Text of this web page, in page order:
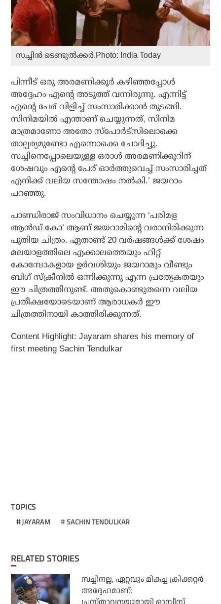
സച്ചിൻ ടെണ്ടുൽക്കർ.Photo: India Today
പിന്നീട് ഒരു അരമണിക്കൂർ കഴിഞ്ഞപ്പോൾ
അദ്ദേഹം എന്റെ അടുത്ത് വന്നിരുന്നു. എന്നിട്ട്
എന്റെ പേര് വിളിച്ച് സംസാരിക്കാൻ തുടങ്ങി.
സിനിമയിൽ എന്താണ് ചെയ്യുന്നത്, സിനിമ
മാത്രമാണോ അതോ സ്പോർട്സിലൊക്കെ
താല്പര്യമുണ്ടോ എന്നൊക്കെ ചോദിച്ചു.
സച്ചിനെപ്പോലെയുള്ള ഒരാൾ അരമണിക്കൂറിന്
ശേഷവും എന്റെ പേര് ഓർത്തുവെച്ച് സംസാരിച്ചത്
എനിക്ക് വലിയ സന്തോഷം നൽകി.’ ജയറാം
പറഞ്ഞു.
പാണ്ഡിരാജ് സംവിധാനം ചെയ്യുന്ന ‘പരിമള
ആൻഡ് കോ’ ആണ് ജയറാമിന്റെ വരാനിരിക്കുന്ന
പുതിയ ചിത്രം. ഏതാണ്ട് 20 വർഷങ്ങൾക്ക് ശേഷം
മലയാളത്തിലെ എക്കാലത്തെയും ഹിറ്റ്
കോമ്പോകളായ ഉർവശിയും ജയറാമും വീണ്ടും
ബിഗ് സ്ക്രീനിൽ ഒന്നിക്കുന്നു എന്ന പ്രത്യേകതയും
ഈ ചിത്രത്തിനുണ്ട്. അതുകൊണ്ടുതന്നെ വലിയ
പ്രതീക്ഷയോടെയാണ് ആരാധകർ ഈ
ചിത്രത്തിനായി കാത്തിരിക്കുന്നത്.
Content Highlight: Jayaram shares his memory of
first meeting Sachin Tendulkar
TOPICS
JAYARAM SACHIN TENDULKAR
RELATED STORIES
സച്ചിനല്ല, ഏറ്റവും മികച്ച ക്രിക്കറ്റര്‍
അദ്ദേഹമാണ്: